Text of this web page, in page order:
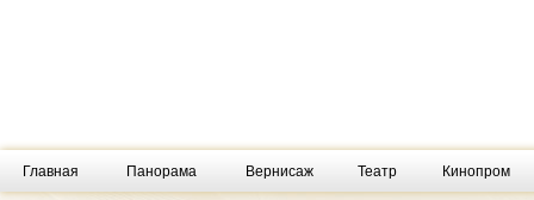
Главная Панорама Вернисаж Театр Кинопром